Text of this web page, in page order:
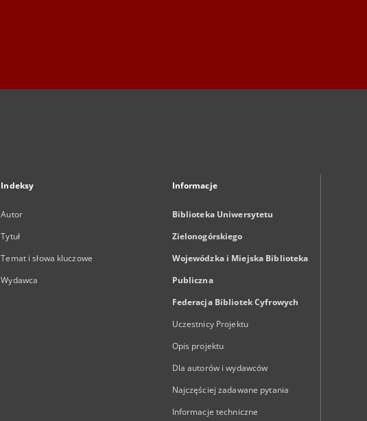
Indeksy
Autor
Tytuł
Temat i słowa kluczowe
Wydawca
Informacje
Biblioteka Uniwersytetu
Zielonogórskiego
Wojewódzka i Miejska Biblioteka
Publiczna
Federacja Bibliotek Cyfrowych
Uczestnicy Projektu
Opis projektu
Dla autorów i wydawców
Najczęściej zadawane pytania
Informacje techniczne